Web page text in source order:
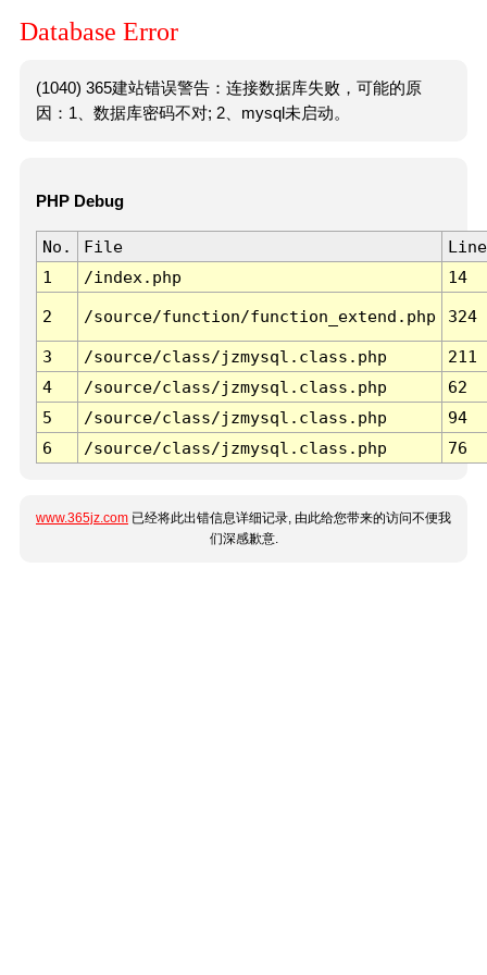
Database Error
(1040) 365建站错误警告：连接数据库失败，可能的原
因：1、数据库密码不对; 2、mysql未启动。
PHP Debug
No. File
Line
1
/index.php 14
2 /source/function/function_extend.php 324
3 /source/class/jzmysql.class.php
211
4
/source/class/jzmysql.class.php
62
5
/source/class/jzmysql.class.php
94
6
/source/class/jzmysql.class.php 76
www.365jz.com 已经将此出错信息详细记录, 由此给您带来的访问不便我
们深感歉意.